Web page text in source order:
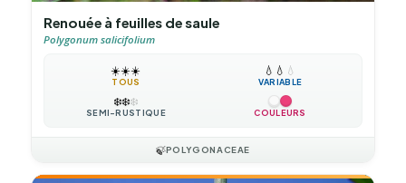
Renouée à feuilles de saule
Polygonum salicifolium
☀️☀️☀️
TOUS
💧 💧 💧
VARIABLE
❄️❄️❄️
SEMI-RUSTIQUE COULEURS
🍃POLYGONACEAE